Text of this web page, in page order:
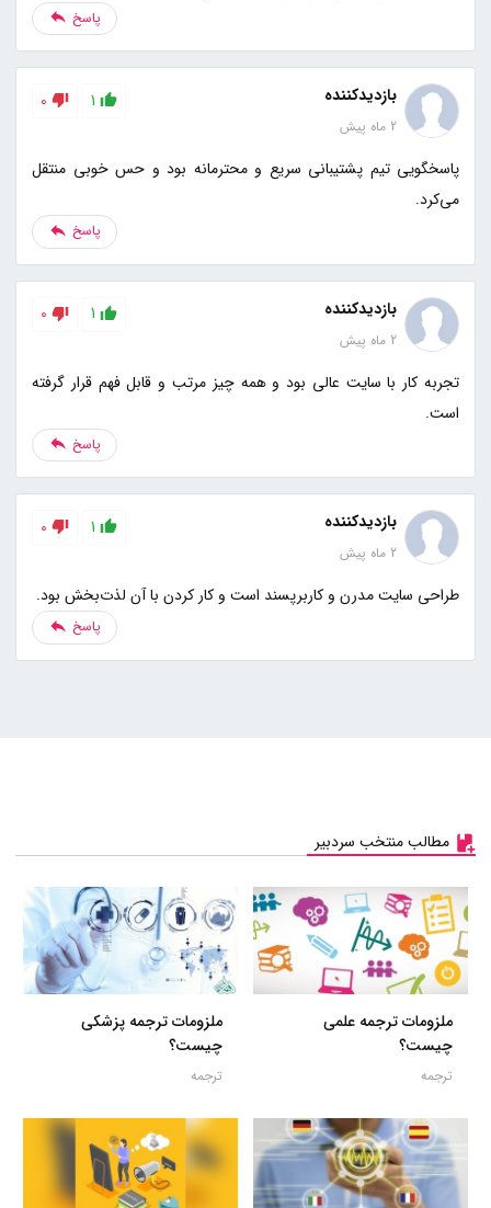
پاسخ
بازدیدکننده
2 ماه پیش
1
0
پاسخگویی تیم پشتیبانی سریع و محترمانه بود و حس خوبی منتقل
می‌کرد.
پاسخ
بازدیدکننده
2 ماه پیش
1
0
تجربه کار با سایت عالی بود و همه چیز مرتب و قابل فهم قرار گرفته
است.
پاسخ
بازدیدکننده
2 ماه پیش
1
0
طراحی سایت مدرن و کاربرپسند است و کار کردن با آن لذت‌بخش بود.
پاسخ
مطالب منتخب سردبیر
ملزومات ترجمه علمی
چیست؟
ترجمه
ملزومات ترجمه پزشکی
چیست؟
ترجمه